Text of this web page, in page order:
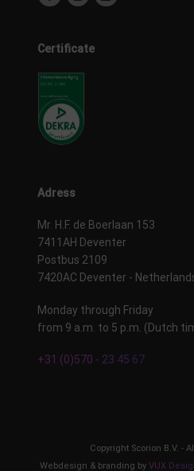
Certificate
Adress
Mr. H.F. de Boerlaan 153
7411AH Deventer
Postbus 2109
7420AC Deventer -
Monday through Friday
from 9 a.m. to 5 p.m. (Dutch
+31 (0)570 - 23 45 67
Copyright Scorion B.V. -
Webdesign & branding by VUX